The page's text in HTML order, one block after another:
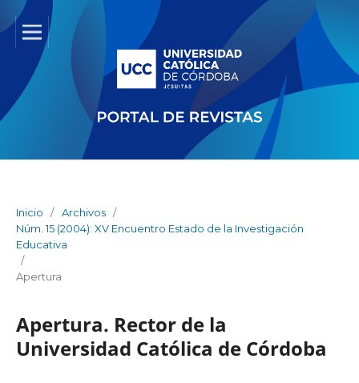
Inicio / Archivos /
Núm. 15 (2004): XV Encuentro Estado de la Investigación
Educativa
/
Apertura
Apertura. Rector de la
Universidad Católica de Córdoba